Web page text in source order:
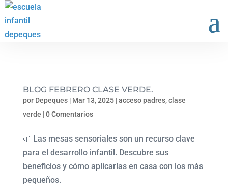
BLOG FEBRERO CLASE VERDE.
por Depeques| Mar 13, 2025|acceso padres,clase
verde |0 Comentarios
🌱 Las mesas sensoriales son un recurso clave
para el desarrollo infantil. Descubre sus
beneficios y cómo aplicarlas en casa con los más
pequeños.